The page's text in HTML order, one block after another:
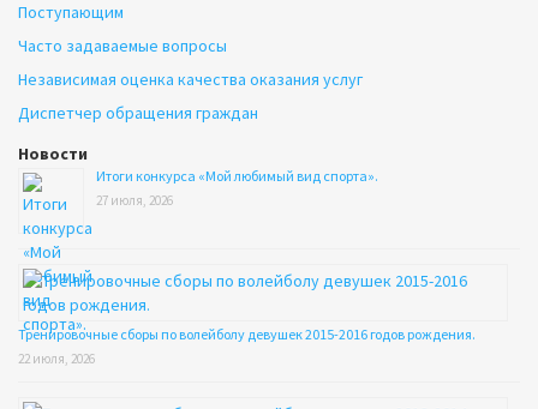
Поступающим
Часто задаваемые вопросы
Независимая оценка качества оказания услуг
Диспетчер обращения граждан
Новости
Итоги конкурса «Мой любимый вид спорта».
27 июля, 2026
Тренировочные сборы по волейболу девушек 2015-2016 годов рождения.
22 июля, 2026